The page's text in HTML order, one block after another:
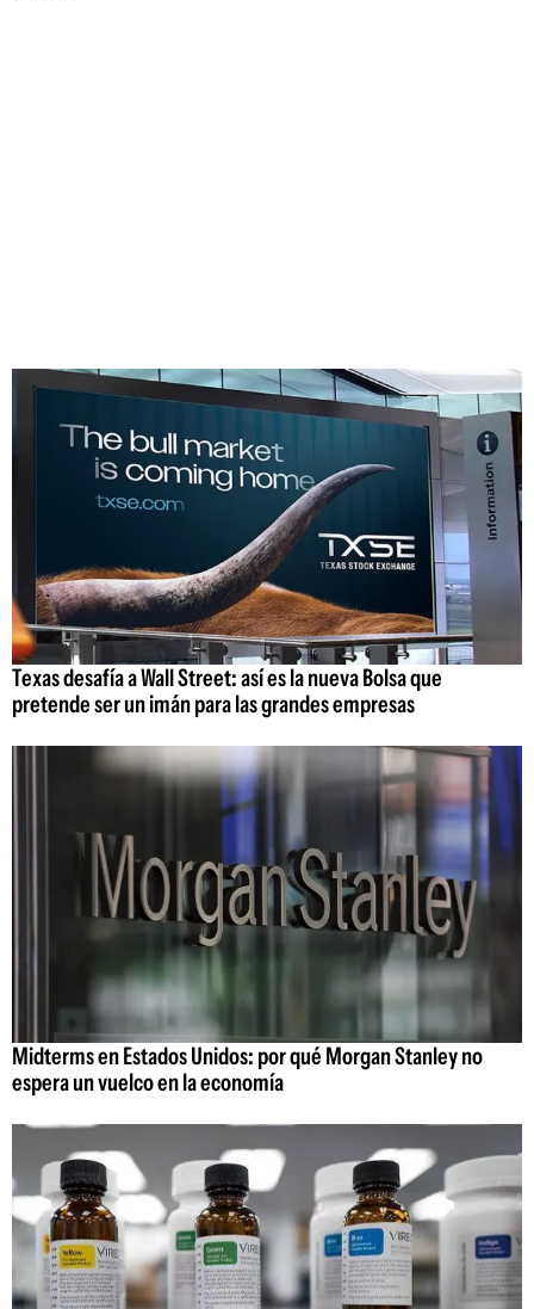
Texas desafía a Wall Street: así es la nueva Bolsa que
pretende ser un imán para las grandes empresas
Midterms en Estados Unidos: por qué Morgan Stanley no
espera un vuelco en la economía